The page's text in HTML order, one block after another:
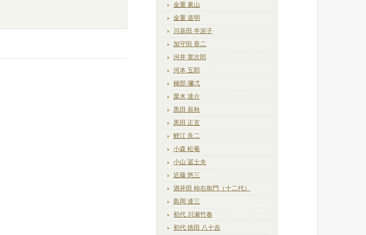
金重 素山
金重 道明
川喜田 半泥子
加守田 章二
河井 寛次郎
河本 五郎
楠部 彌弌
栗木 達介
黒田 辰秋
黒田 正玄
鯉江 良二
小森 松菴
小山 冨士夫
近藤 悠三
酒井田 柿右衛門（十二代）
島岡 達三
初代 川瀬竹春
初代 徳田 八十吉